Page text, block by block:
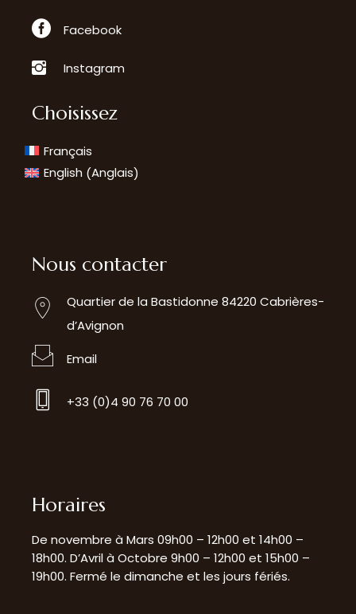
Facebook
Instagram
Choisissez
Français
English (Anglais)
Nous contacter
Quartier de la Bastidonne 84220 Cabrières-
d’Avignon
Email
+33 (0)4 90 76 70 00
Horaires
De novembre à Mars 09h00 – 12h00 et 14h00 –
18h00. D’Avril à Octobre 9h00 – 12h00 et 15h00 –
19h00. Fermé le dimanche et les jours fériés.